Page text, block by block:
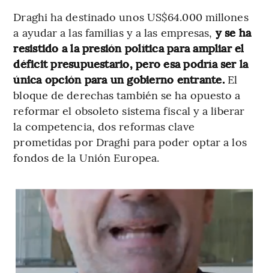
Draghi ha destinado unos US$64.000 millones
a ayudar a las familias y a las empresas, y se ha
resistido a la presión política para ampliar el
déficit presupuestario, pero esa podría ser la
única opción para un gobierno entrante. El
bloque de derechas también se ha opuesto a
reformar el obsoleto sistema fiscal y a liberar
la competencia, dos reformas clave
prometidas por Draghi para poder optar a los
fondos de la Unión Europea.